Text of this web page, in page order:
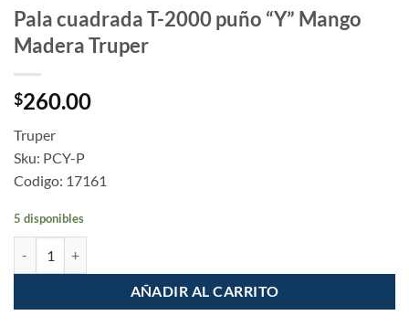
Pala cuadrada T-2000 puño “Y” Mango
Madera Truper
$260.00
Truper
Sku: PCY-P
Codigo: 17161
5 disponibles
AÑADIR AL CARRITO